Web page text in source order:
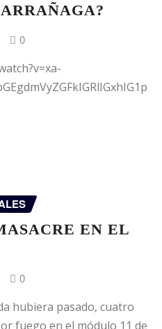
0
EN EL
0
hubiera pasado, cuatro
fuego en el módulo 11 de